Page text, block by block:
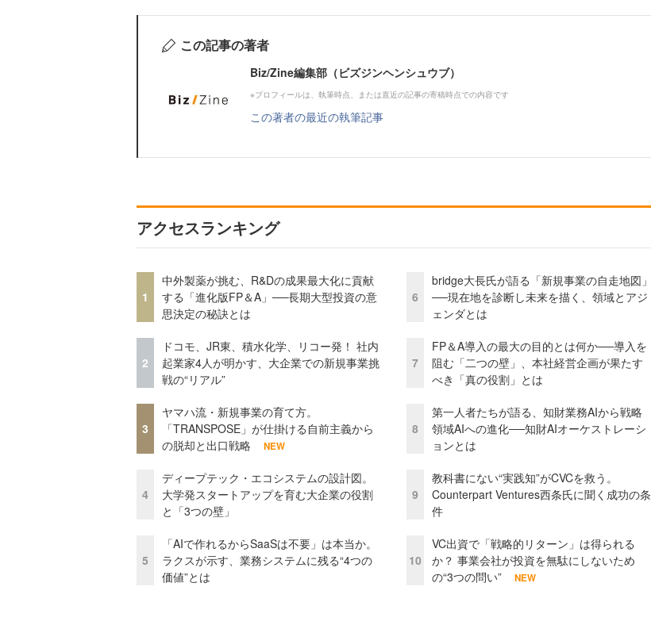
この記事の著者
Biz/Zine編集部（ビズジンヘンシュウブ）
※プロフィールは、執筆時点、または直近の記事の寄稿時点での内容です
この著者の最近の執筆記事
アクセスランキング
1
中外製薬が挑む、R&Dの成果最大化に貢献
する「進化版FP＆A」──長期大型投資の意
思決定の秘訣とは
2
ドコモ、JR東、積水化学、リコー発！ 社内
起業家4人が明かす、大企業での新規事業挑
戦の“リアル”
3
ヤマハ流・新規事業の育て方。
「TRANSPOSE」が仕掛ける自前主義から
の脱却と出口戦略
NEW
4
ディープテック・エコシステムの設計図。
大学発スタートアップを育む大企業の役割
と「3つの壁」
5
「AIで作れるからSaaSは不要」は本当か。
ラクスが示す、業務システムに残る“4つの
価値”とは
6
bridge大長氏が語る「新規事業の自走地図」
──現在地を診断し未来を描く、領域とアジ
ェンダとは
7
FP＆A導入の最大の目的とは何か──導入を
阻む「二つの壁」、本社経営企画が果たす
べき「真の役割」とは
8
第一人者たちが語る、知財業務AIから戦略
領域AIへの進化──知財AIオーケストレーシ
ョンとは
9
教科書にない“実践知”がCVCを救う。
Counterpart Ventures西条氏に聞く成功の条
件
10
VC出資で「戦略的リターン」は得られる
か？ 事業会社が投資を無駄にしないため
の“3つの問い”
NEW